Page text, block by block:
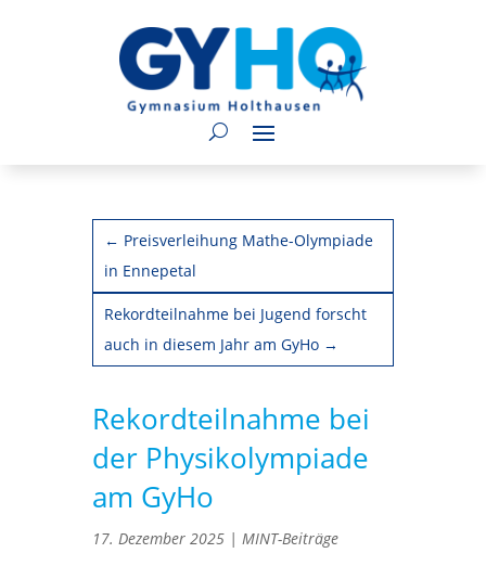
← Preisverleihung Mathe-Olympiade
in Ennepetal
Rekordteilnahme bei Jugend forscht
auch in diesem Jahr am GyHo→
Rekordteilnahme bei
der Physikolympiade
am GyHo
17. Dezember 2025| MINT-Beiträge